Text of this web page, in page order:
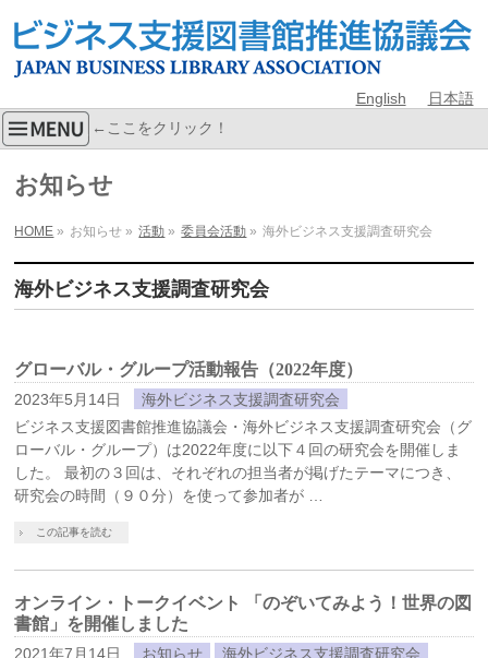
English 日本語
←ここをクリック！
お知らせ
HOME » お知らせ » 活動 » 委員会活動 » 海外ビジネス支援調査研究会
海外ビジネス支援調査研究会
グローバル・グループ活動報告（2022年度）
2023年5月14日
海外ビジネス支援調査研究会
ビジネス支援図書館推進協議会・海外ビジネス支援調査研究会（グ
ローバル・グループ）は2022年度に以下４回の研究会を開催しま
した。 最初の３回は、それぞれの担当者が掲げたテーマにつき、
研究会の時間（９０分）を使って参加者が …
この記事を読む
オンライン・トークイベント 「のぞいてみよう！世界の図
書館」を開催しました
2021年7月14日 お知らせ
海外ビジネス支援調査研究会